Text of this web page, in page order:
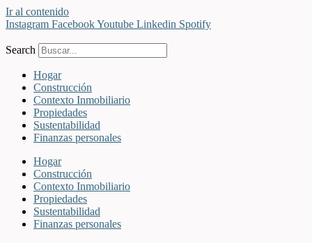
Ir al contenido
Instagram FacebookYoutube Linkedin Spotify
Search
Hogar
Construcción
Contexto Inmobiliario
Propiedades
Sustentabilidad
Finanzas personales
Hogar
Construcción
Contexto Inmobiliario
Propiedades
Sustentabilidad
Finanzas personales